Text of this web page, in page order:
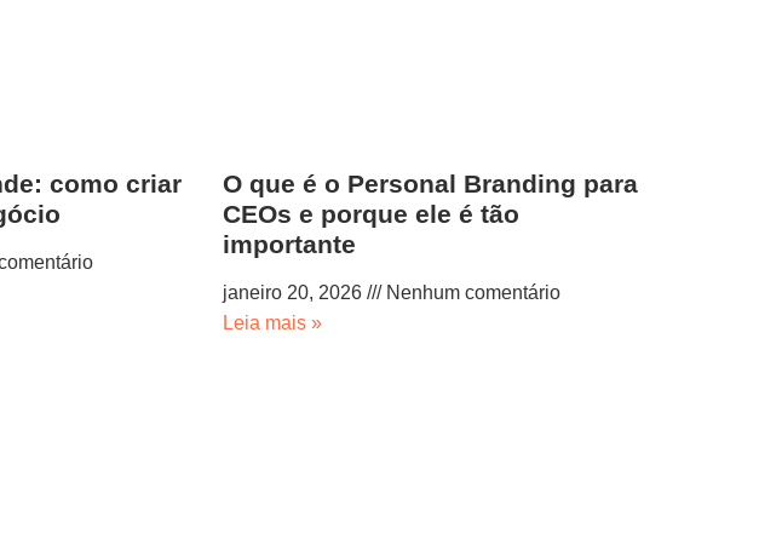
como criar
O que é o Personal Branding para
CEOs e porque ele é tão
importante
janeiro 20, 2026
Nenhum comentário
Leia mais »